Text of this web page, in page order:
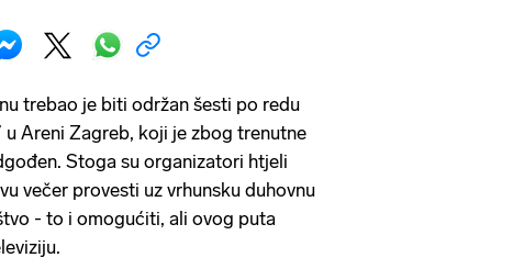
trebao je biti održan šesti po redu
u Areni Zagreb, koji je zbog trenutne
Stoga su organizatori htjeli
večer provesti uz vrhunsku duhovnu
- to i omogućiti, ali ovog puta